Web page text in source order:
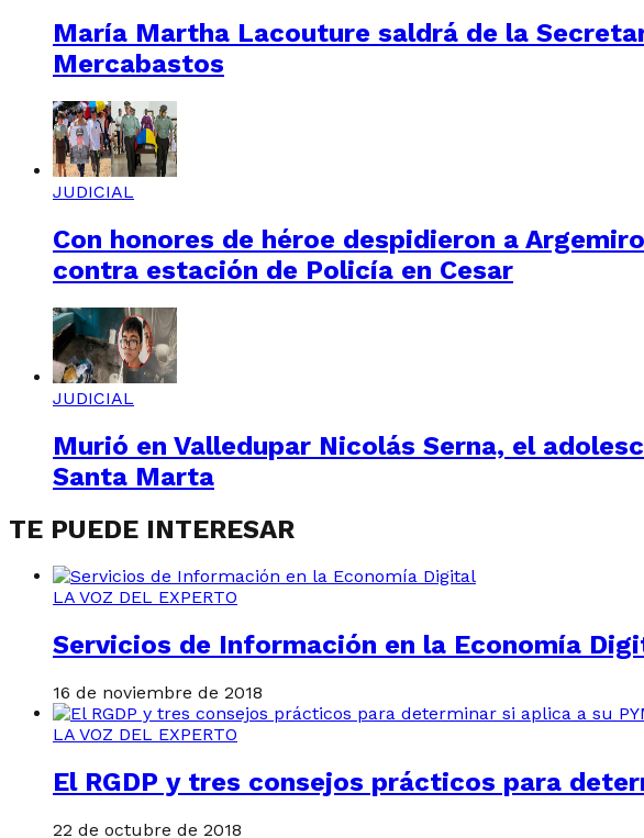
María Martha Lacouture saldrá de la
Mercabastos
JUDICIAL
Con honores de héroe despidieron a
contra estación de Policía en Cesar
JUDICIAL
Murió en Valledupar Nicolás Serna, el
Santa Marta
TE PUEDE INTERESAR
LA VOZ DEL EXPERTO
Servicios de Información en la Economía
16 de noviembre de 2018
LA VOZ DEL EXPERTO
El RGDP y tres consejos prácticos para
22 de octubre de 2018